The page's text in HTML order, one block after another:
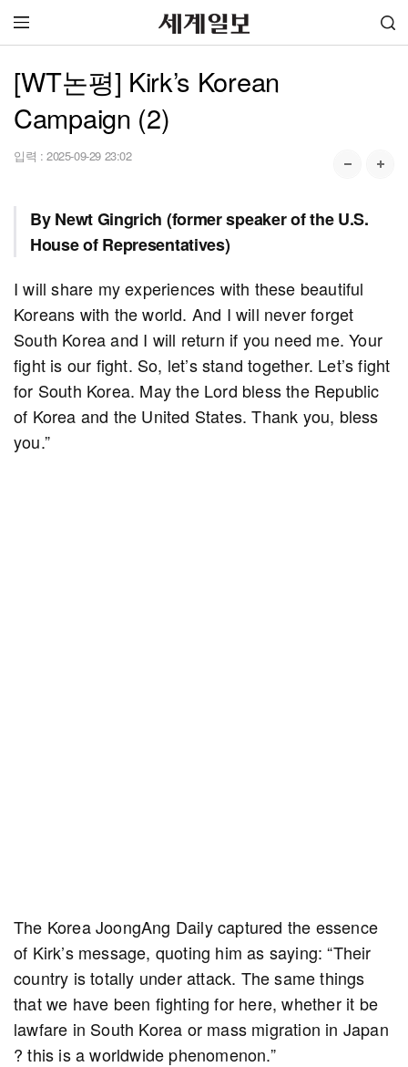
[WT논평] Kirk’s Korean
Campaign (2)
입력 : 2025-09-29 23:02
By Newt Gingrich (former speaker of the U.S.
House of Representatives)
I will share my experiences with these beautiful
Koreans with the world. And I will never forget
South Korea and I will return if you need me. Your
fight is our fight. So, let’s stand together. Let’s fight
for South Korea. May the Lord bless the Republic
of Korea and the United States. Thank you, bless
you.”
The Korea JoongAng Daily captured the essence
of Kirk’s message, quoting him as saying: “Their
country is totally under attack. The same things
that we have been fighting for here, whether it be
lawfare in South Korea or mass migration in Japan
? this is a worldwide phenomenon.”